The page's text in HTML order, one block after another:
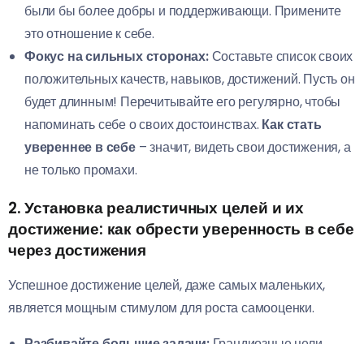
были бы более добры и поддерживающи. Примените
это отношение к себе.
Фокус на сильных сторонах:Составьте список своих
положительных качеств, навыков, достижений. Пусть он
будет длинным! Перечитывайте его регулярно, чтобы
напоминать себе о своих достоинствах. Как стать
увереннее в себе– значит, видеть свои достижения, а
не только промахи.
2. Установка реалистичных целей и их
достижение: как обрести уверенность в себе
через достижения
Успешное достижение целей, даже самых маленьких,
является мощным стимулом для роста самооценки.